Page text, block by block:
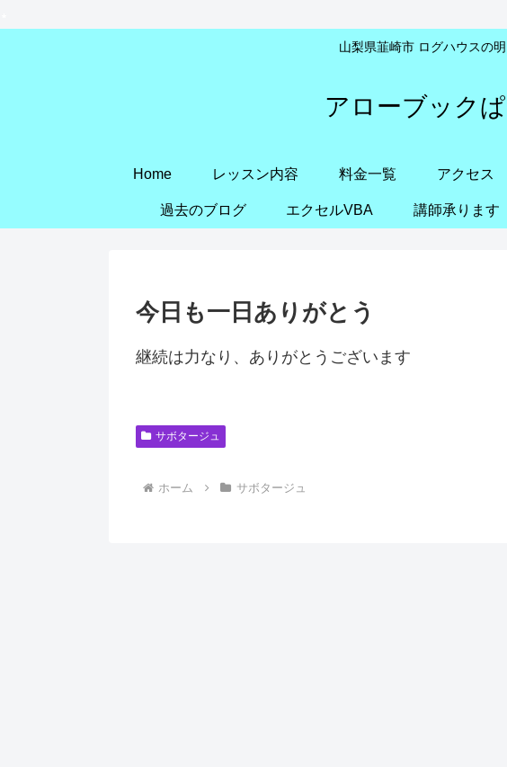
山梨県韮崎市 ログハウスの
アローブック
Home レッスン内容 料金一覧 アクセス
過去のブログ エクセルVBA 講師承ります
今日も一日ありがとう
継続は力なり、ありがとうございます
サボタージュ
ホーム サボタージュ